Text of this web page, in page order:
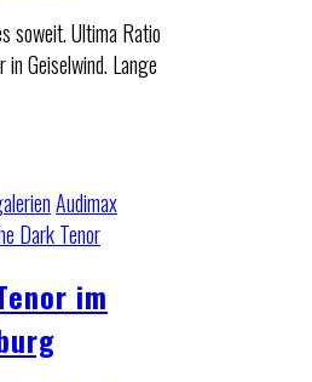
soweit. Ultima Ratio
Geiselwind. Lange
Audimax
Dark Tenor
im